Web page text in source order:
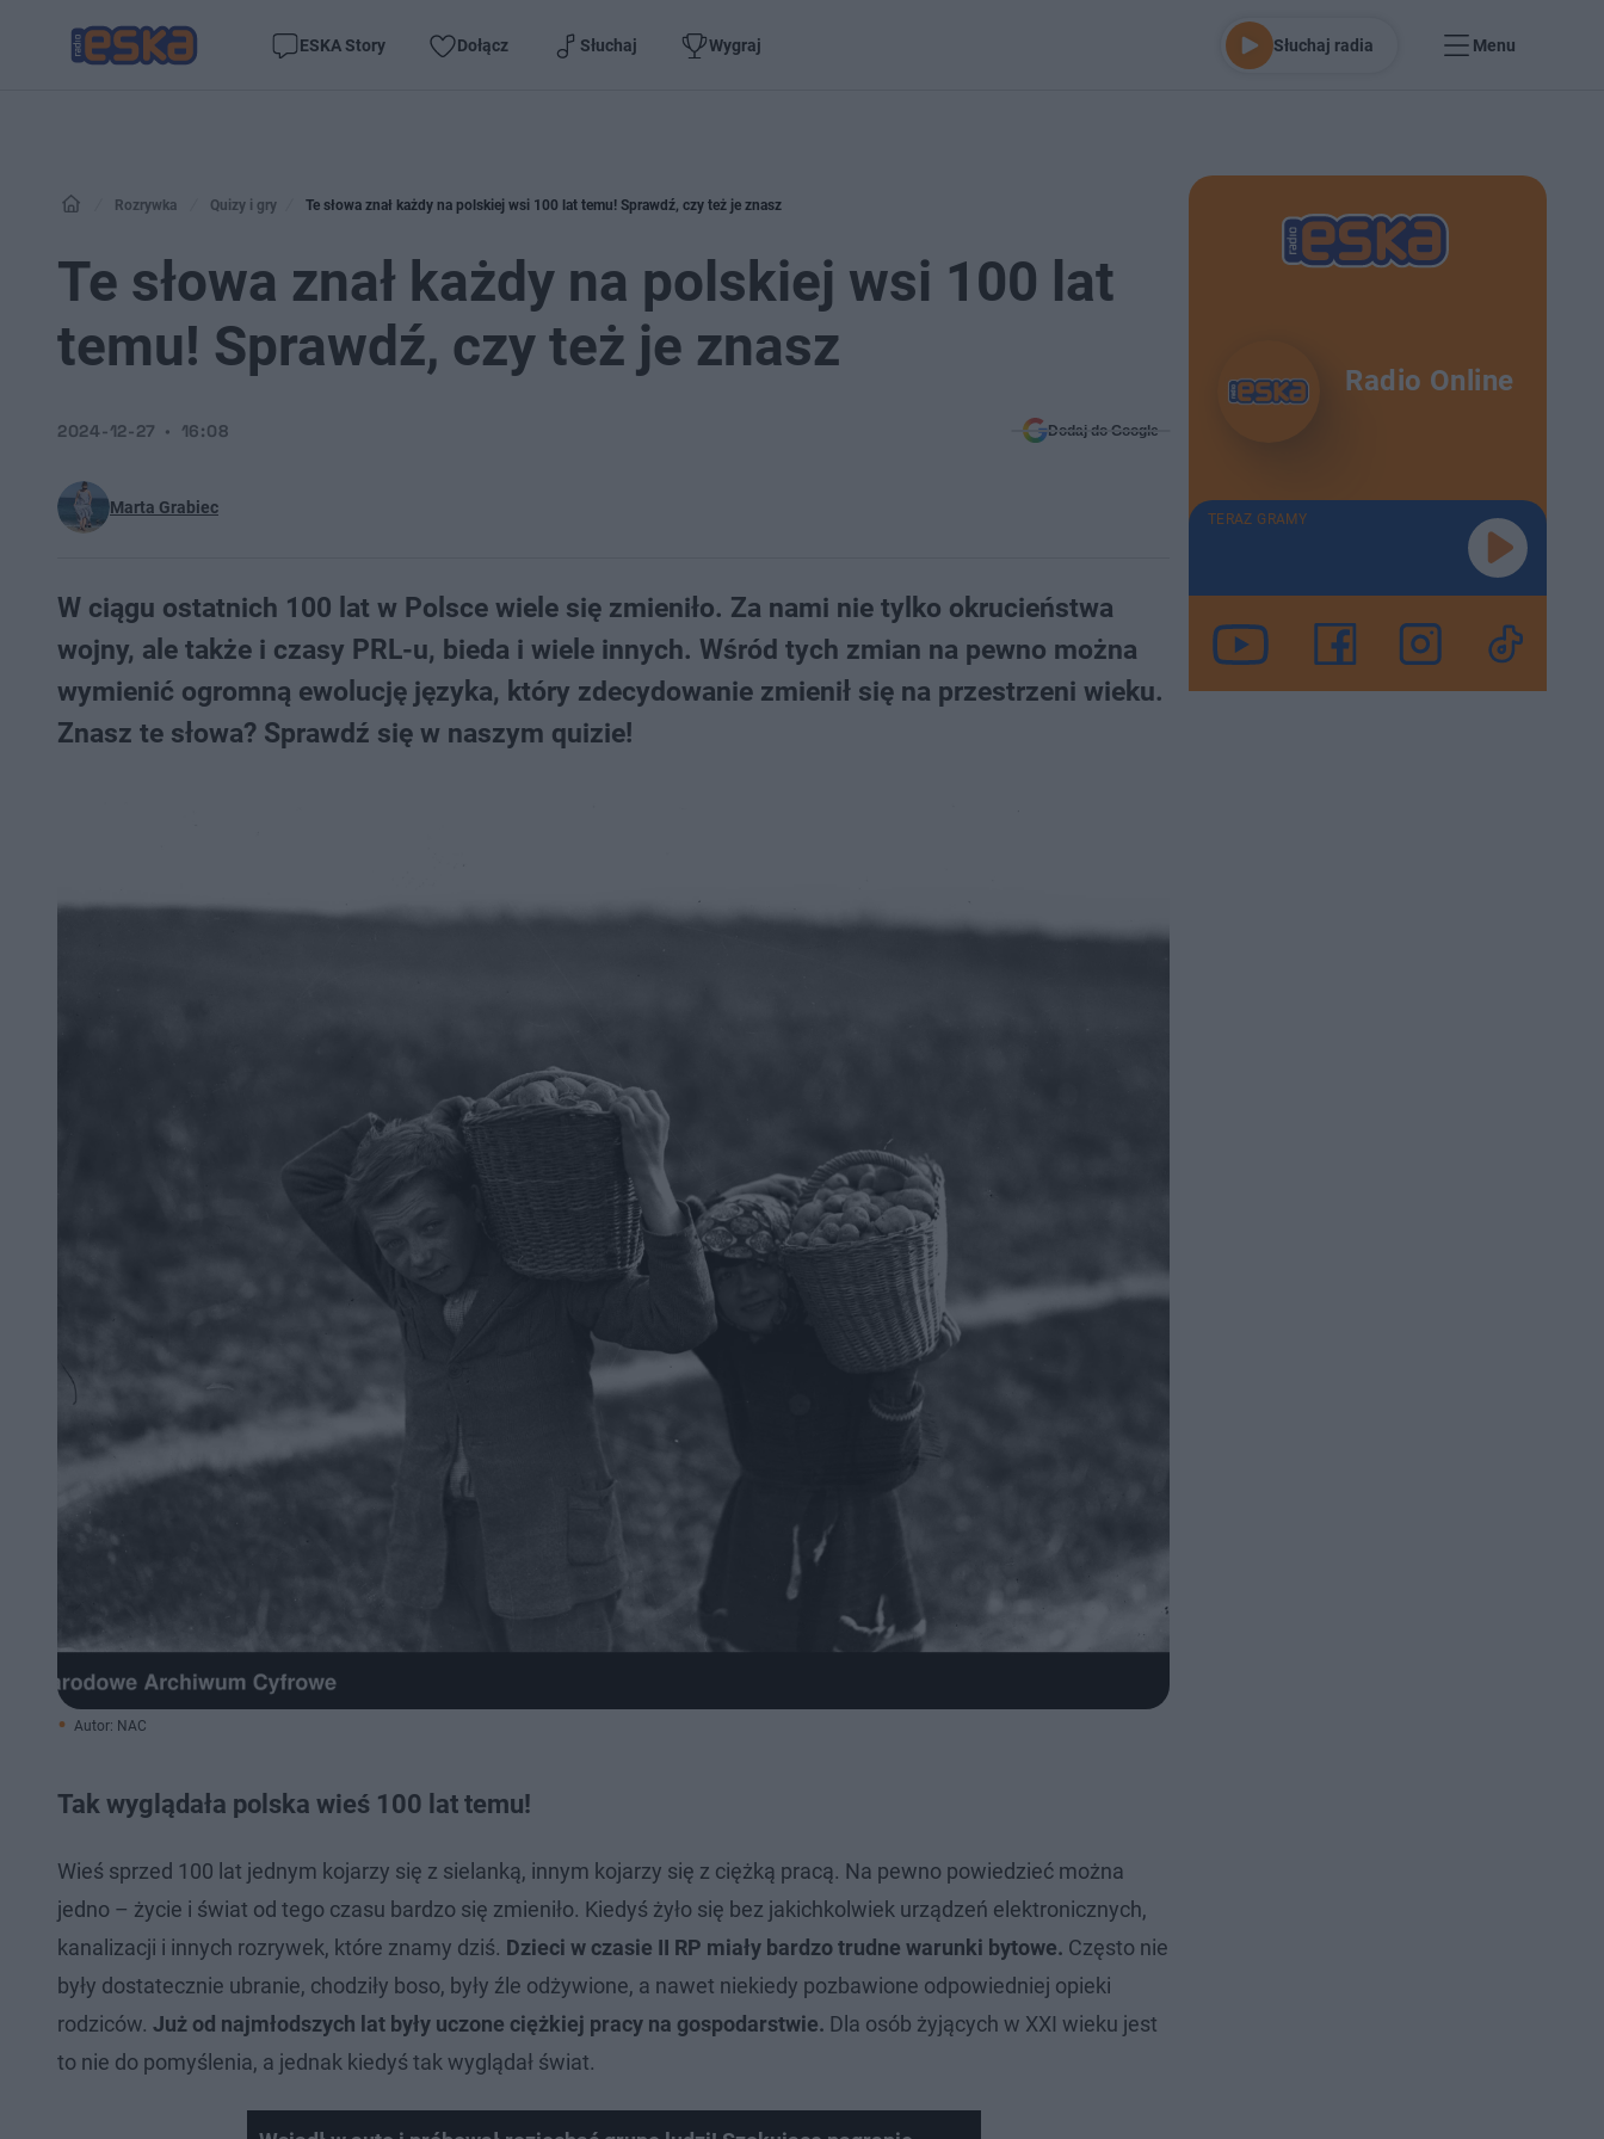
ESKA Story Dołącz Słuchaj Wygraj Słuchaj radia Menu
Rozrywka Quizy i gry Te słowa znał każdy na polskiej wsi 100 lat temu! Sprawdź, czy też je znasz
Te słowa znał każdy na polskiej wsi 100 lat
temu! Sprawdź, czy też je znasz
Marta Grabiec
2024-12-27 16:08 Dodaj do Google
W ciągu ostatnich 100 lat w Polsce wiele się zmieniło. Za nami nie tylko okrucieństwa
wojny, ale także i czasy PRL-u, bieda i wiele innych. Wśród tych zmian na pewno można
wymienić ogromną ewolucję języka, który zdecydowanie zmienił się na przestrzeni wieku.
Znasz te słowa? Sprawdź się w naszym quizie!
Autor: NAC
Tak wyglądała polska wieś 100 lat temu!
Wieś sprzed 100 lat jednym kojarzy się z sielanką, innym kojarzy się z ciężką pracą. Na pewno powiedzieć można
jedno – życie i świat od tego czasu bardzo się zmieniło. Kiedyś żyło się bez jakichkolwiek urządzeń elektronicznych,
kanalizacji i innych rozrywek, które znamy dziś. Dzieci w czasie II RP miały bardzo trudne warunki bytowe. Często nie
były dostatecznie ubranie, chodziły boso, były źle odżywione, a nawet niekiedy pozbawione odpowiedniej opieki
rodziców. Już od najmłodszych lat były uczone ciężkiej pracy na gospodarstwie. Dla osób żyjących w XXI wieku jest
to nie do pomyślenia, a jednak kiedyś tak wyglądał świat.
Radio Online
TERAZ GRAMY